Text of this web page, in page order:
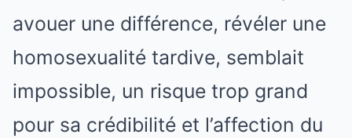
avouer une différence, révéler une
homosexualité tardive, semblait
impossible, un risque trop grand
pour sa crédibilité et l’affection du